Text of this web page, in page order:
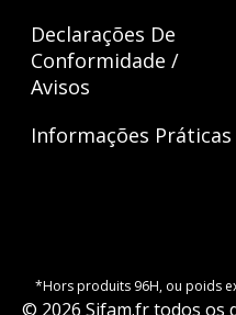
Declarações De
Conformidade /
Avisos
Informações Práticas
*Hors produits 96H, ou poids
© 2026 Sifam.frtodos os